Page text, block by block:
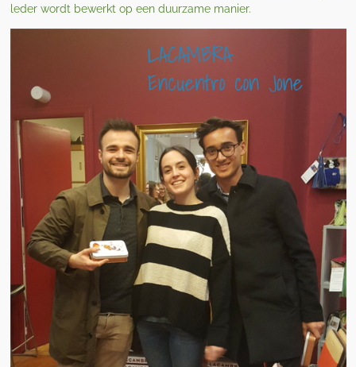
leder wordt bewerkt op een duurzame manier.